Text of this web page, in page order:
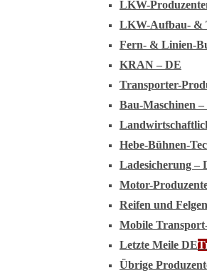
LKW-
LKW-Aufbau- &
Fern- & Linien-
KRAN – DE
Transporter-
Bau-Maschinen –
Hebe-Bühnen-
Ladesicherung –
Motor-
Reifen und
Mobile
Letzte Meile DE
Übrige